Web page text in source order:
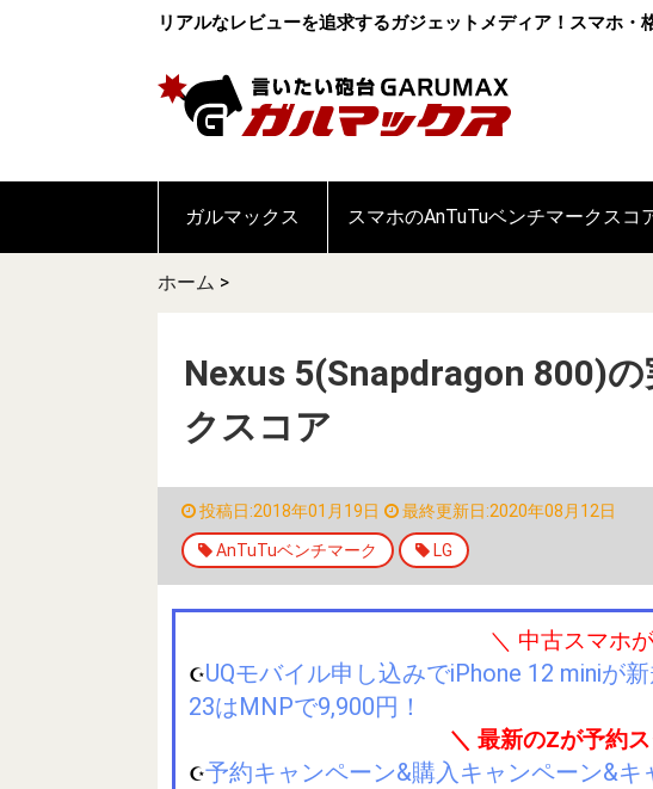
リアルなレビューを追求するガジェットメディア！スマホ・
ガルマックス スマホのAnTuTuベンチマークスコ
ホーム >
Nexus 5(Snapdragon 800)
クスコア
投稿日:2018年01月19日 最終更新日:2020年08月12日
AnTuTuベンチマーク LG
＼ 中古スマホ
☪️UQモバイル申し込みでiPhone 12 miniが
23はMNPで9,900円！
＼ 最新のZが予約
☪️予約キャンペーン&購入キャンペーン&キ